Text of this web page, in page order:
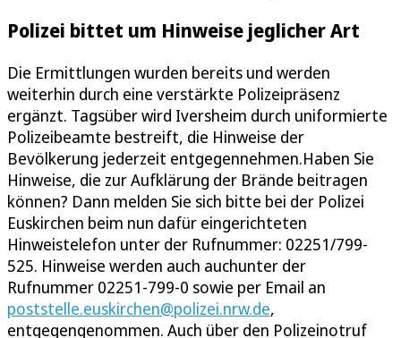
Polizei bittet um Hinweise jeglicher Art
Die Ermittlungen wurden bereits und werden
weiterhin durch eine verstärkte Polizeipräsenz
ergänzt. Tagsüber wird Iversheim durch uniformierte
Polizeibeamte bestreift, die Hinweise der
Bevölkerung jederzeit entgegennehmen.Haben Sie
Hinweise, die zur Aufklärung der Brände beitragen
können? Dann melden Sie sich bitte bei der Polizei
Euskirchen beim nun dafür eingerichteten
Hinweistelefon unter der Rufnummer: 02251/799-
525. Hinweise werden auch auchunter der
Rufnummer 02251-799-0 sowie per Email an
poststelle.euskirchen@polizei.nrw.de,
entgegengenommen. Auch über den Polizeinotruf